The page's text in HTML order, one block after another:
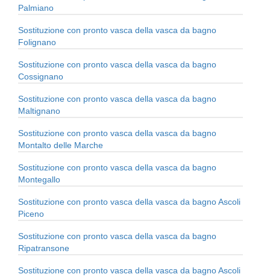
Palmiano
Sostituzione con pronto vasca della vasca da bagno
Folignano
Sostituzione con pronto vasca della vasca da bagno
Cossignano
Sostituzione con pronto vasca della vasca da bagno
Maltignano
Sostituzione con pronto vasca della vasca da bagno
Montalto delle Marche
Sostituzione con pronto vasca della vasca da bagno
Montegallo
Sostituzione con pronto vasca della vasca da bagno Ascoli
Piceno
Sostituzione con pronto vasca della vasca da bagno
Ripatransone
Sostituzione con pronto vasca della vasca da bagno Ascoli